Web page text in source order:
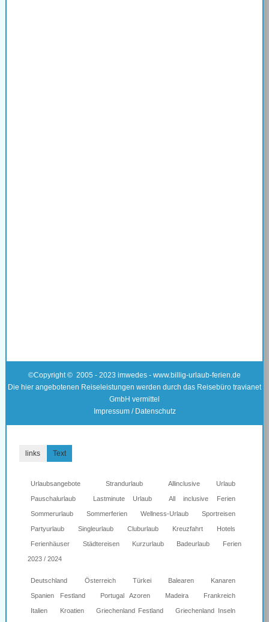
©Copyright © 2005 - 2023 imwedes - www.billig-urlaub-ferien.de
Die hier angebotenen Reiseleistungen werden durch das Reisebüro travianet
GmbH vermittel
Impressum / Datenschutz
links Text
Urlaubsangebote Strandurlaub Allinclusive Urlaub
Pauschalurlaub Lastminute Urlaub All inclusive Ferien
Sommerurlaub Sommerferien Wellness-Urlaub Sportreisen
Partyurlaub Singleurlaub Cluburlaub Kreuzfahrt Hotels
Ferienhäuser Städtereisen Kurzurlaub Badeurlaub Ferien
2023 / 2024
Deutschland Österreich Türkei Balearen Kanaren
Spanien Festland Portugal Azoren Madeira Frankreich
Italien Kroatien Griechenland Festland Griechenland Inseln